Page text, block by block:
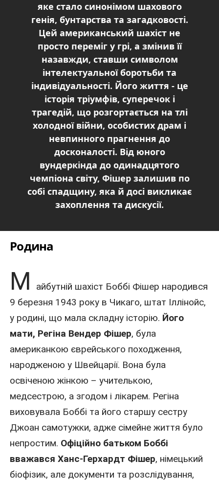
яке стало синонімом шахового
генія, бунтарства та загадковості.
Цей американський шахіст не
просто переміг у грі, а змінив її
назавжди, ставши символом
інтелектуальної боротьби та
індивідуальності. Його життя - це
історія тріумфів, суперечок і
трагедій, що розгортається на тлі
холодної війни, особистих драм і
невпинного прагнення до
досконалості. Від юного
вундеркінда до одинадцятого
чемпіона світу, Фішер залишив по
собі спадщину, яка й досі викликає
захоплення та дискусії.
Родина
М айбутній шахіст Боббі Фішер народився
9 березня 1943 року в Чикаго, штат Іллінойс,
у родині, що мала складну історію. Його
мати, Регіна Вендер Фішер, була
американкою єврейського походження,
народженою у Швейцарії. Вона була
освіченою жінкою – учителькою,
медсестрою, а згодом і лікарем. Регіна
виховувала Боббі та його старшу сестру
Джоан самотужки, адже сімейне життя було
непростим. Офіційно батьком Боббі
вважався Ханс-Герхардт Фішер, німецький
біофізик, але документи та розслідування,